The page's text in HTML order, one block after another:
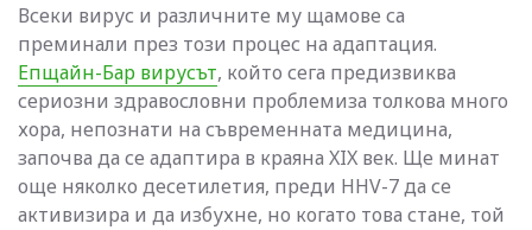
Всеки вирус и различните му щамове са
преминали през този процес на адаптация.
Епщайн-Бар вирусът, който сега предизвиква
сериозни здравословни проблемиза толкова много
хора, непознати на съвременната медицина,
започва да се адаптира в краяна XIX век. Ще минат
още няколко десетилетия, преди HHV-7 да се
активизира и да избухне, но когато това стане, той